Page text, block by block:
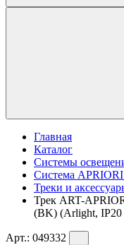
Главная
Каталог
Системы
Система
Треки и
Трек ART-
(BK) (Arlight, IP20
Арт.: 049332